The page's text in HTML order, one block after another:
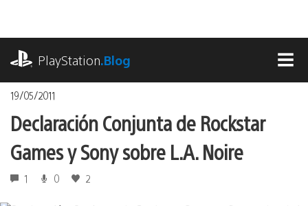
contenido
PlayStation.Blog
19/05/2011
Declaración Conjunta de Rockstar
Games y Sony sobre L.A. Noire
1 0 2